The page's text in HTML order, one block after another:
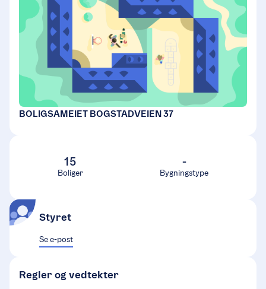
BOLIGSAMEIET BOGSTADVEIEN 37
15
Boliger
-
Bygningstype
Styret
Se e-post
Regler og vedtekter